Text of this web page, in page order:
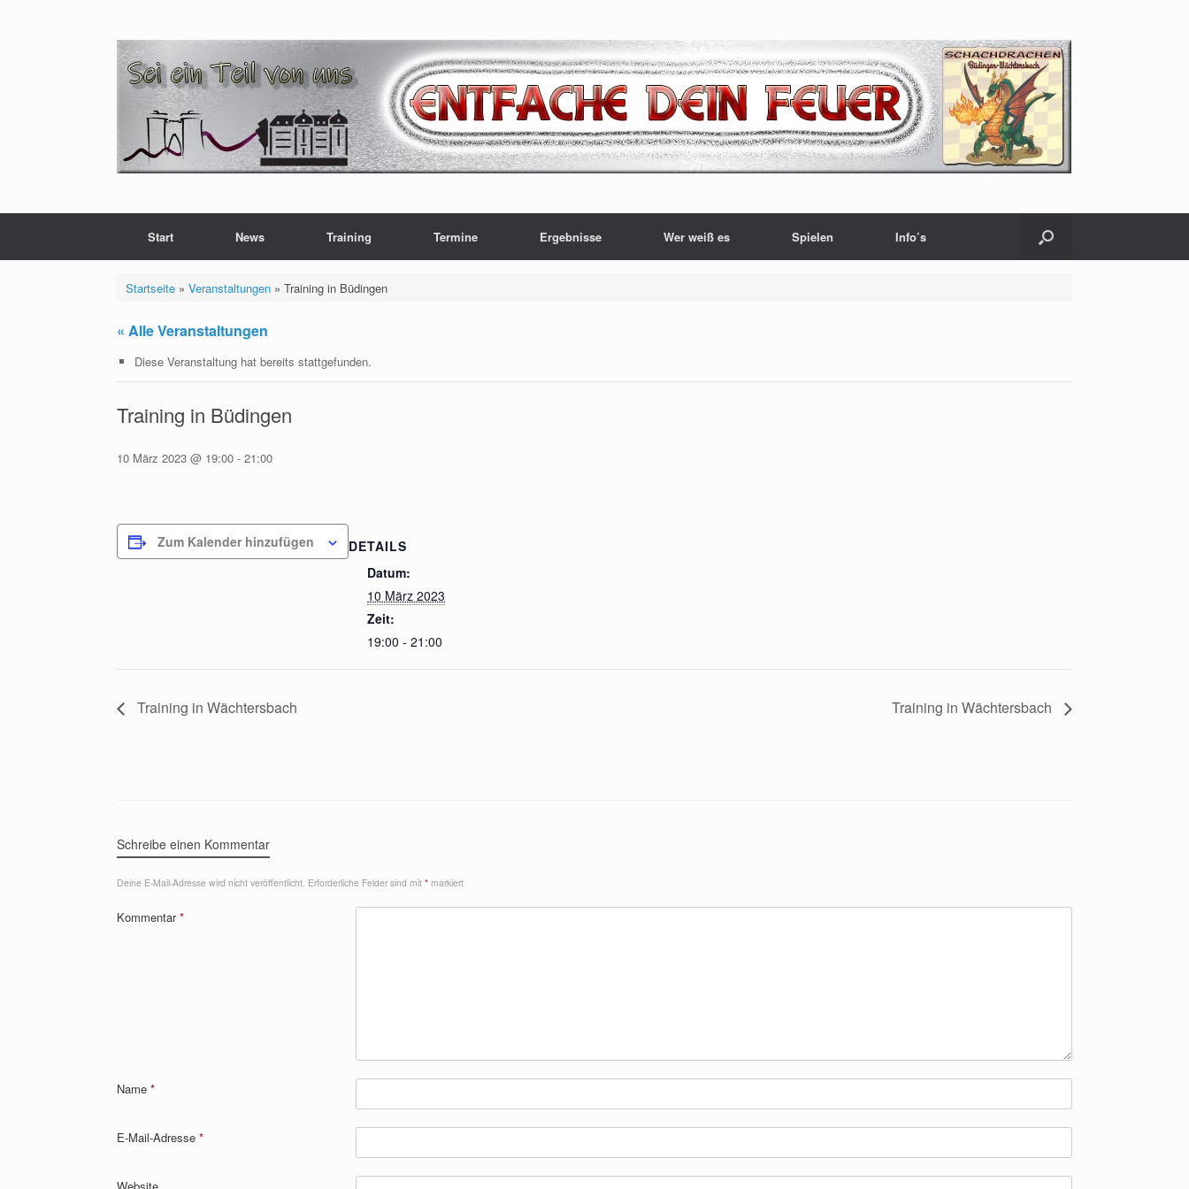
Start News Training Termine Ergebnisse Wer weiß es Spielen Info’s
Startseite» Veranstaltungen» Training in Büdingen
« Alle Veranstaltungen
Diese Veranstaltung hat bereits stattgefunden.
Training in Büdingen
10 März 2023 @ 19:00 - 21:00
Zum Kalender hinzufügen
DETAILS
Datum:
10 März 2023
Zeit:
19:00 - 21:00
Training in Wächtersbach Training in Wächtersbach
Schreibe einen Kommentar
Deine E-Mail-Adresse wird nicht veröffentlicht. Erforderliche Felder sind mit * markiert
Kommentar*
Name *
E-Mail-Adresse *